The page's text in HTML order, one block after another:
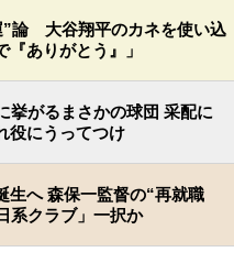
”論 大谷翔平のカネを使い込
ありがとう』」
挙がるまさかの球団 采配に
役にうってつけ
生へ 森保一監督の“再就職
系クラブ」一択か